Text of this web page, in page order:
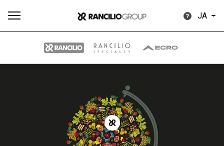
JA
ニュ
ース
ダウン
ロード